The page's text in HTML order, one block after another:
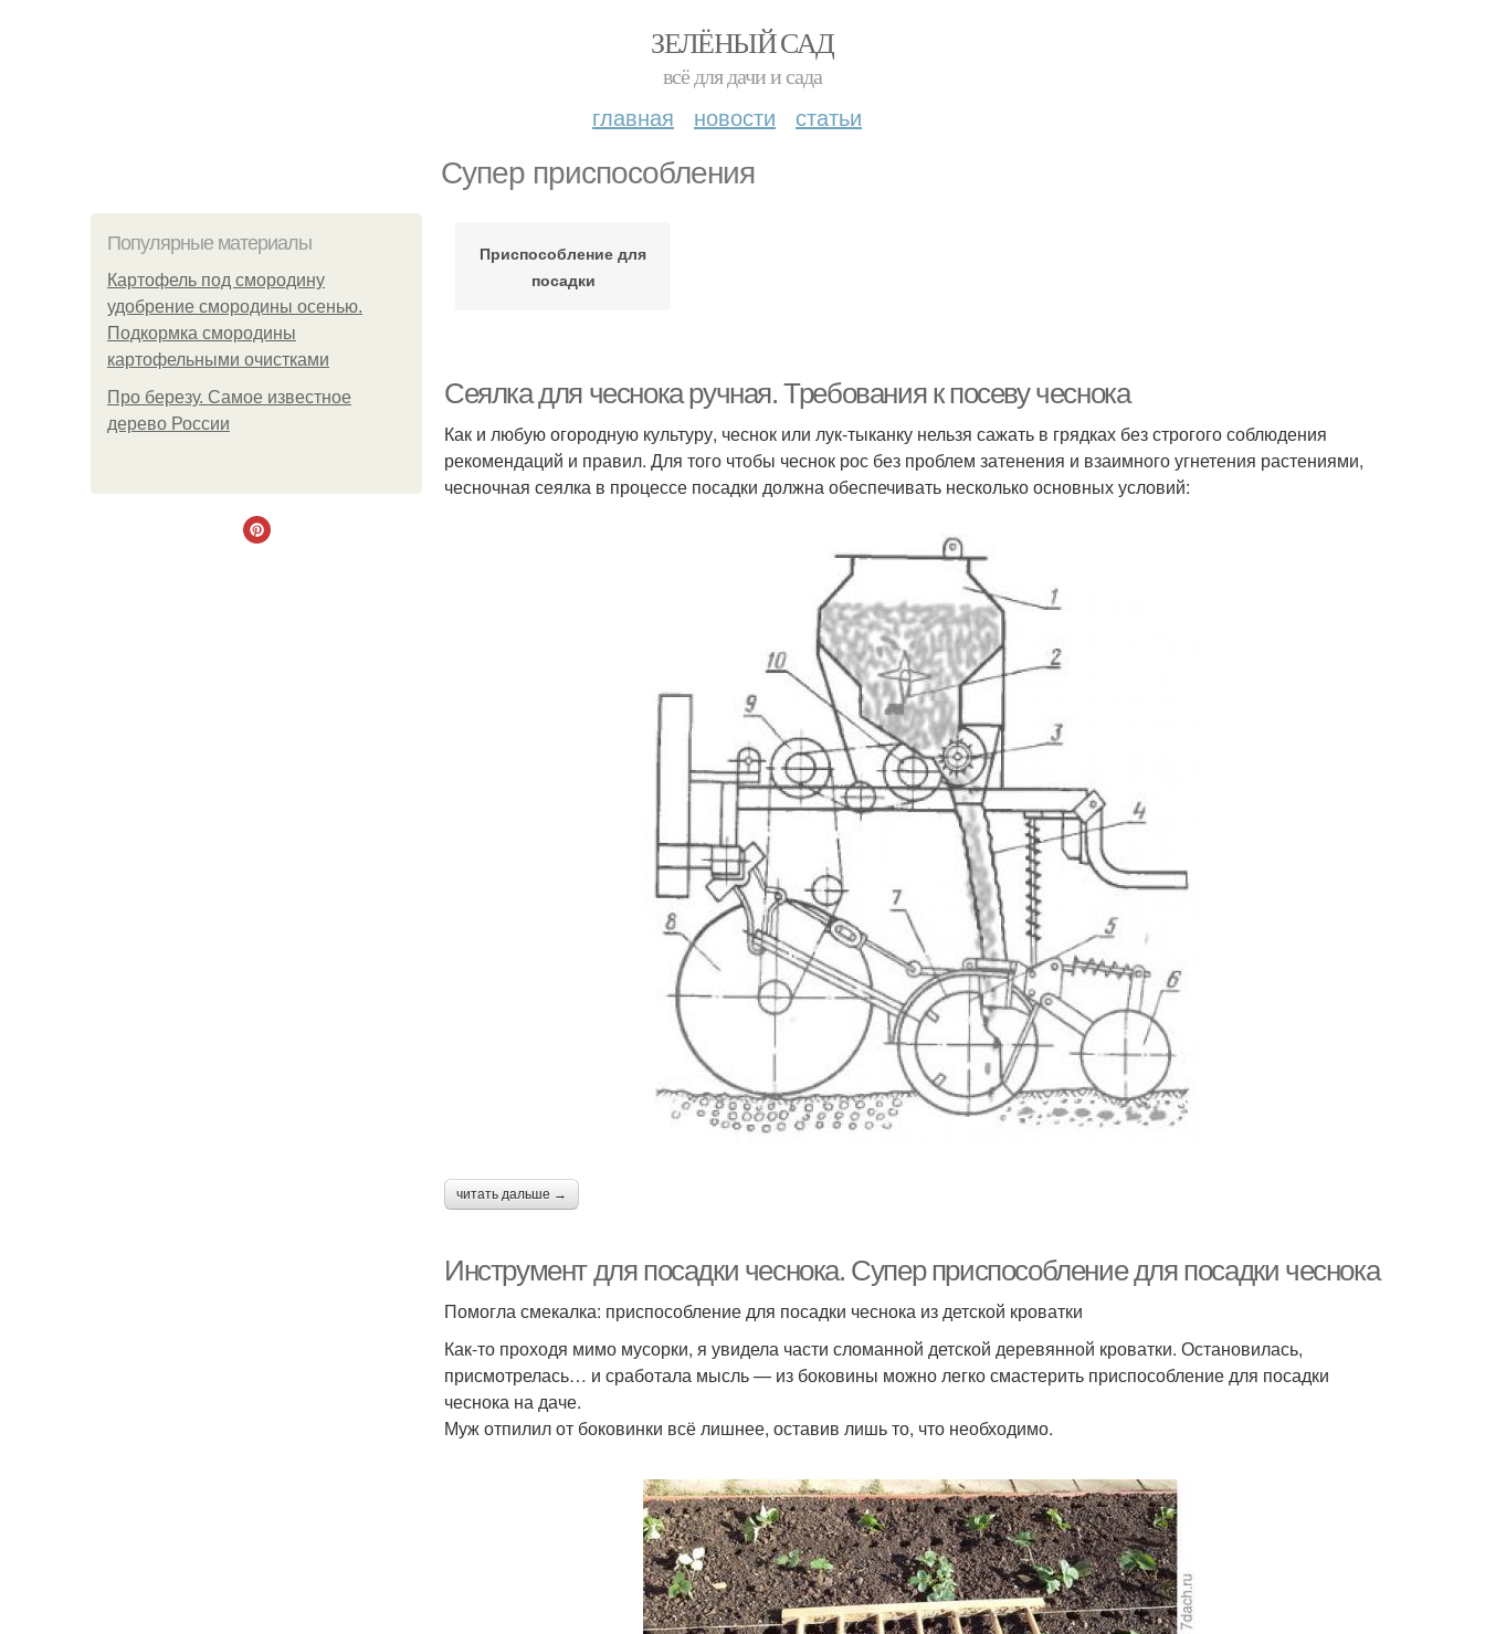
ЗЕЛЁНЫЙ САД
всё для дачи и сада
главная новости статьи
Супер приспособления
Популярные материалы
Картофель под смородину
удобрение смородины осенью.
Подкормка смородины
картофельными очистками
Про березу. Самое известное
дерево России
Приспособление для
посадки
Сеялка для чеснока ручная. Требования к посеву чеснока
Как и любую огородную культуру, чеснок или лук-тыканку нельзя сажать в грядках без строгого соблюдения
рекомендаций и правил. Для того чтобы чеснок рос без проблем затенения и взаимного угнетения растениями,
чесночная сеялка в процессе посадки должна обеспечивать несколько основных условий:
читать дальше →
Инструмент для посадки чеснока. Супер приспособление для посадки чеснока
Помогла смекалка: приспособление для посадки чеснока из детской кроватки
Как-то проходя мимо мусорки, я увидела части сломанной детской деревянной кроватки. Остановилась,
присмотрелась… и сработала мысль — из боковины можно легко смастерить приспособление для посадки
чеснока на даче.
Муж отпилил от боковинки всё лишнее, оставив лишь то, что необходимо.